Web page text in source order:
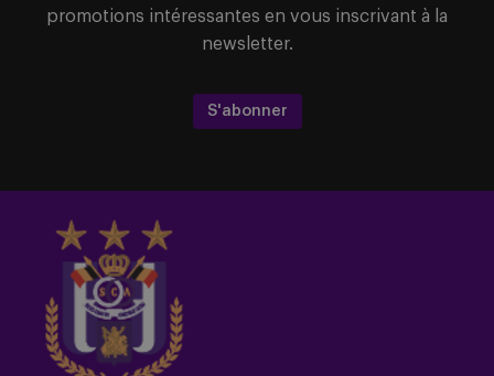
promotions intéressantes en vous inscrivant à la
newsletter.
S'abonner